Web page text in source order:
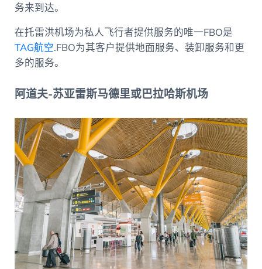
务来到达。
在托雷洪机场为私人飞行者提供服务的唯一FBO是
TAG航空.FBO为其客户提供地面服务、装卸服务和更
多的服务。
阿道夫-苏亚雷斯马德里或巴拉哈斯机场